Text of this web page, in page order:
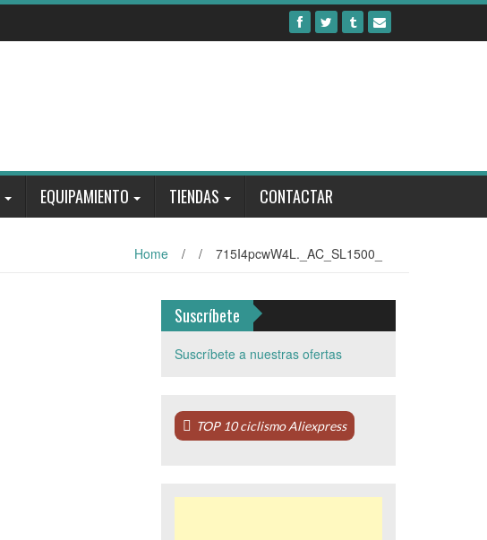
EQUIPAMIENTO TIENDAS CONTACTAR
Home / / 715I4pcwW4L._AC_SL1500_
Suscríbete
Suscríbete a nuestras ofertas
TOP 10 ciclismo Aliexpress